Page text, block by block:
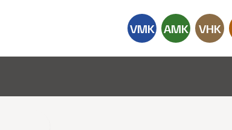
VMK AMK VHK